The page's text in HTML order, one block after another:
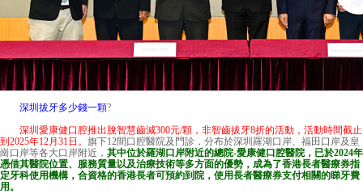
深圳拔牙多少錢一顆?
深圳愛康健口腔推出脫智慧齒減300元/顆，非智齒拔牙8折的活動，活動時間截止
到2025年12月31日。 旗下12間口腔醫院及門診，分布於深圳羅湖口岸、福田口岸及皇
崗口岸等各大口岸附近， 其中位於羅湖口岸附近的總院-愛康健口腔醫院 ，已於2024年
憑借其醫院位置、服務質量以及治療技術等多方面的優勢，成為了香港長者醫療券指
定牙科使用機構，合資格的香港長者可預約到院，使用長者醫療券支付相關的睇牙費
用。